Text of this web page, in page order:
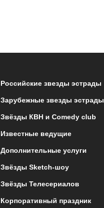
Российские звезды эстрады
Зарубежные звезды эстрады
Звёзды КВН и Comedy club
Известные ведущие
Дополнительные услуги
Звёзды Sketch-шоу
Звёзды Телесериалов
Корпоративный праздник